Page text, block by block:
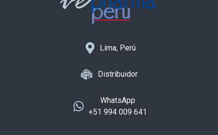
Lima, Perú
Distribuidor
WhatsApp
+51 994 009 641